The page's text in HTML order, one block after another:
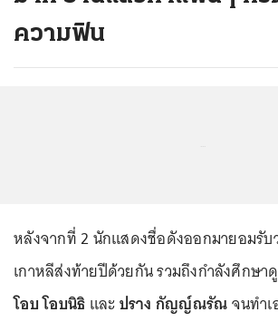
ความฟิน
หลังจากที่ 2 นักแสดงชื่อดังออกมายอมรับ
เกาหลีส่งท้ายปีด้วยกัน รวมถึงกำลังศึกษา
โอบ โอบนิธิ และปราง กัญญ์ณรัณจนทำ